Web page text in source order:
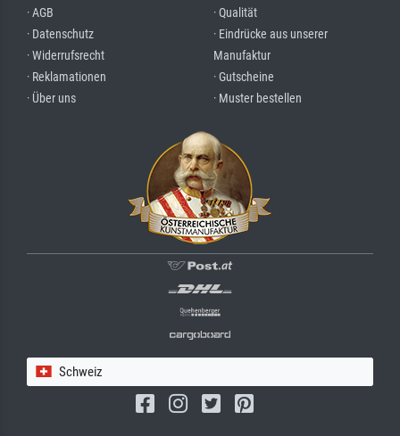
· AGB
· Datenschutz
· Widerrufsrecht
· Reklamationen
· Über uns
· Qualität
· Eindrücke aus unserer
Manufaktur
· Gutscheine
· Muster bestellen
Schweiz